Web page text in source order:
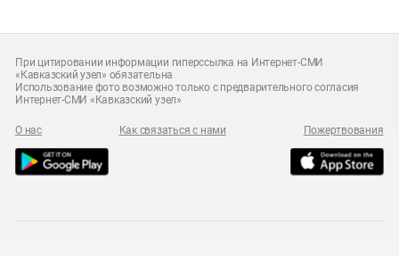
При цитировании информации гиперссылка на Интернет-СМИ
«Кавказский узел» обязательна
Использование фото возможно только с предварительного согласия
Интернет-СМИ «Кавказский узел»
О нас Как связаться с нами Пожертвования